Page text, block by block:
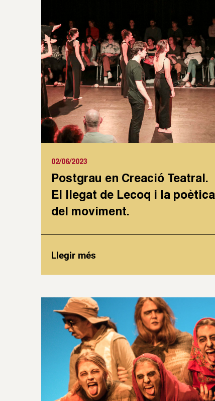
02/06/2023
Postgrau en Creació Teatral.
El llegat de Lecoq i la poètica
del moviment.
Llegir més